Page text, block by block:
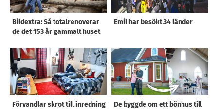
Bildextra: Så totalrenoverar
de det 153 år gammalt huset
Emil har besökt 34 länder
Förvandlar skrot till inredning
De byggde om ett bönhus till